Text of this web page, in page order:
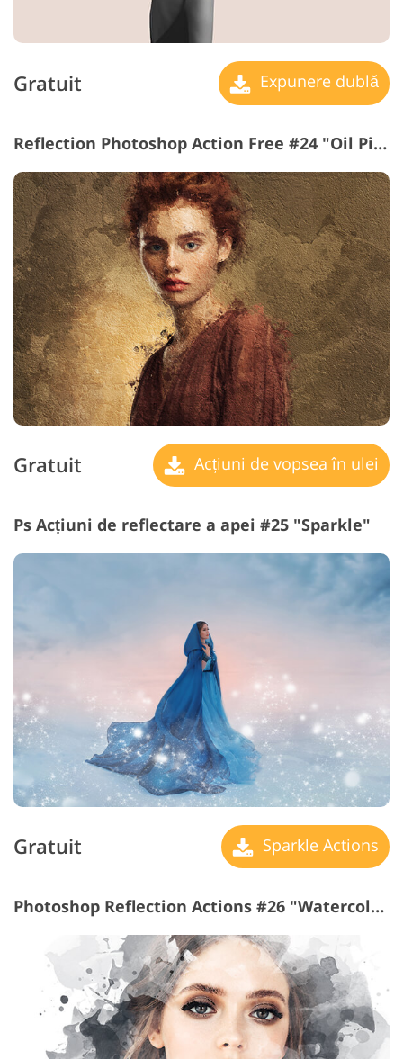
Gratuit Expunere dublă
Reflection Photoshop Action Free #24 "Oil Pint"
Gratuit Acțiuni de vopsea în ulei
Ps Acțiuni de reflectare a apei #25 "Sparkle"
Gratuit Sparkle Actions
Photoshop Reflection Actions #26 "Watercolor"